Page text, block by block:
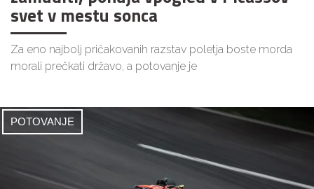
svet v mestu sonca
Za eno najbolj pričakovanih razstav poletja boste morda
morali prečkati državo, a potovanje je
POTOVANJE